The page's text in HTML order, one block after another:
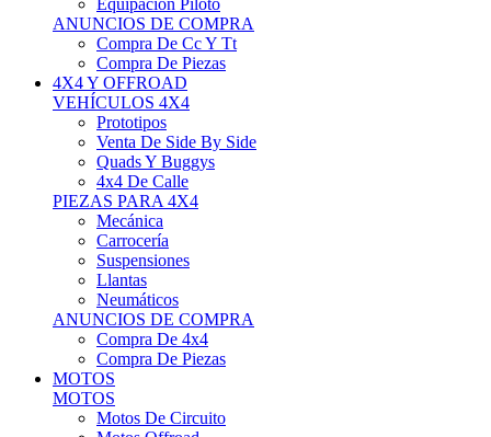
Equipación Piloto
ANUNCIOS DE COMPRA
Compra De Cc Y Tt
Compra De Piezas
4X4 Y OFFROAD
VEHÍCULOS 4X4
Prototipos
Venta De Side By Side
Quads Y Buggys
4x4 De Calle
PIEZAS PARA 4X4
Mecánica
Carrocería
Suspensiones
Llantas
Neumáticos
ANUNCIOS DE COMPRA
Compra De 4x4
Compra De Piezas
MOTOS
MOTOS
Motos De Circuito